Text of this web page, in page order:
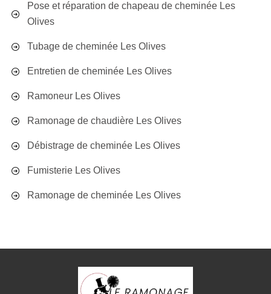
Pose et réparation de chapeau de cheminée Les
Olives
Tubage de cheminée Les Olives
Entretien de cheminée Les Olives
Ramoneur Les Olives
Ramonage de chaudière Les Olives
Débistrage de cheminée Les Olives
Fumisterie Les Olives
Ramonage de cheminée Les Olives